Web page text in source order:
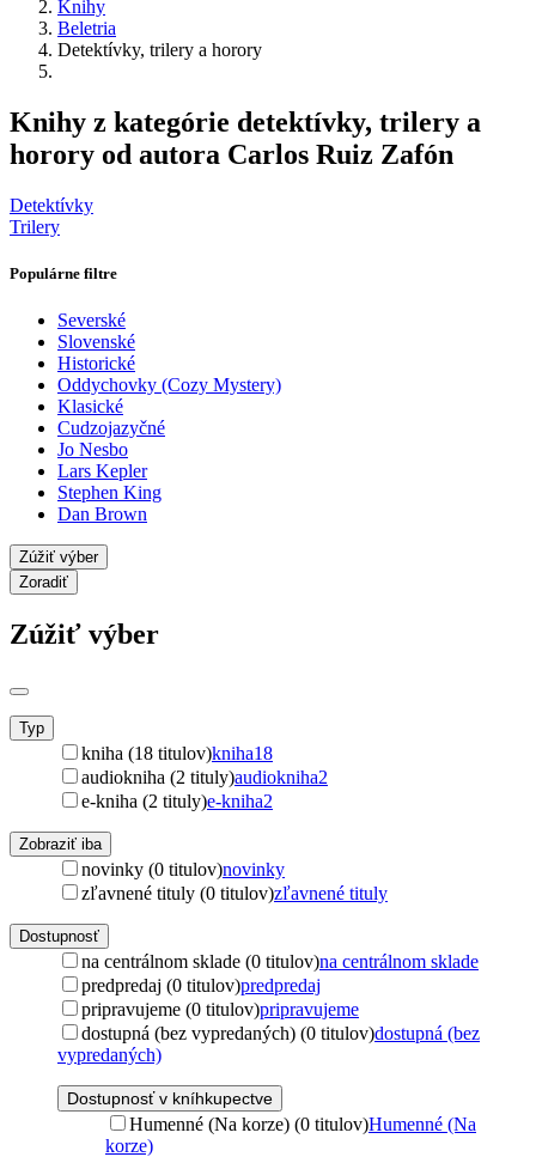
Knihy
Beletria
Detektívky, trilery a horory
Knihy z kategórie detektívky, trilery a
horory od autora Carlos Ruiz Zafón
Detektívky
Trilery
Populárne filtre
Severské
Slovenské
Historické
Oddychovky (Cozy Mystery)
Klasické
Cudzojazyčné
Jo Nesbo
Lars Kepler
Stephen King
Dan Brown
Zúžiť výber
Zoradiť
Zúžiť výber
Typ
kniha (18 titulov)kniha18
audiokniha (2 tituly)audiokniha2
e-kniha (2 tituly)e-kniha2
Zobraziť iba
novinky (0 titulov)novinky
zľavnené tituly (0 titulov)zľavnené tituly
Dostupnosť
na centrálnom sklade (0 titulov)na centrálnom sklade
predpredaj (0 titulov)predpredaj
pripravujeme (0 titulov)pripravujeme
dostupná (bez vypredaných) (0 titulov)dostupná (bez
vypredaných)
Dostupnosť v kníhkupectve
Humenné (Na korze) (0 titulov)Humenné (Na
korze)